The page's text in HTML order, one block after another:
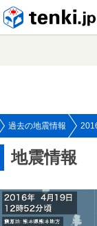
過去の地震情報
地震情報